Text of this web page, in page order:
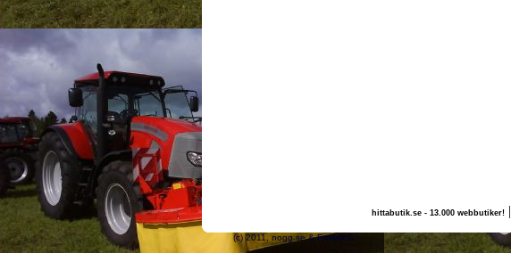
hittabutik.se - 13.000 webbutiker!|
(c) 2011, nogg.se & Fredrik S